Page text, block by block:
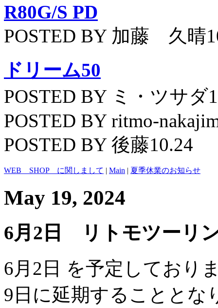
R80G/S PD
POSTED BY 加藤 久晴
ドリーム50
POSTED BY ミ・ツサダ
POSTED BY ritmo-
POSTED BY 後藤10.24
WEB SHOP に関しまして | Main | 夏季休業のお知らせ
May 19, 2024
6月2日 リトモツーリ
6月2日 を予定しており
9日に延期することとな